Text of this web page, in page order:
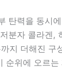
탄력을 동시
분자 콜라겐,
지 더해진 구
순위에 오르는